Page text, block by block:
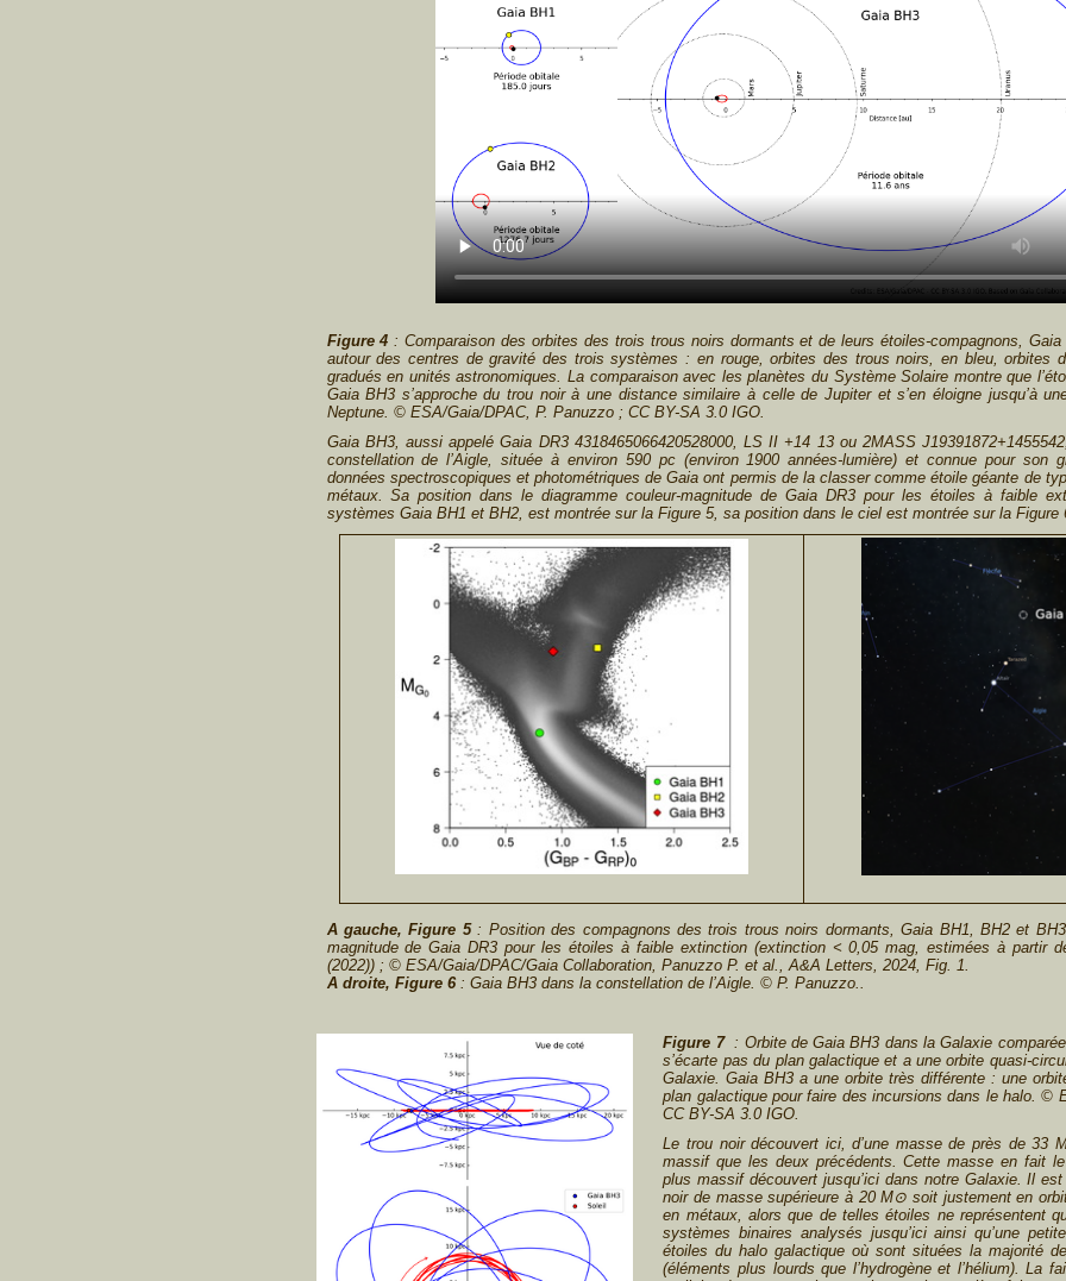
Figure 4 : Comparaison des orbites des trois trous noirs dormants et de leurs étoiles-compagnons,
autour des centres de gravité des trois systèmes : en rouge, orbites des trous noirs, en bleu, orbites
gradués en unités astronomiques. La comparaison avec les planètes du Système Solaire montre que
Gaia BH3 s’approche du trou noir à une distance similaire à celle de Jupiter et s’en éloigne jusqu’à
Neptune. © ESA/Gaia/DPAC, P. Panuzzo ; CC BY-SA 3.0 IGO.
Gaia BH3, aussi appelé Gaia DR3 4318465066420528000, LS II +14 13 ou 2MASS
constellation de l’Aigle, située à environ 590 pc (environ 1900 années-lumière) et connue pour son
données spectroscopiques et photométriques de Gaia ont permis de la classer comme étoile géante de
métaux. Sa position dans le diagramme couleur-magnitude de Gaia DR3 pour les étoiles à faible
systèmes Gaia BH1 et BH2, est montrée sur la Figure 5, sa position dans le ciel est montrée sur la Figure
A gauche, Figure 5: Position des compagnons des trois trous noirs dormants, Gaia BH1, BH2 et
magnitude de Gaia DR3 pour les étoiles à faible extinction (extinction < 0,05 mag, estimées à partir
(2022)) ; © ESA/Gaia/DPAC/Gaia Collaboration, Panuzzo P. et al., A&A Letters, 2024, Fig. 1.
A droite, Figure 6: Gaia BH3 dans la constellation de l’Aigle. © P. Panuzzo.
Figure 7 : Orbite de Gaia BH3 dans la Galaxie
s’écarte pas du plan galactique et a une orbite quasi-
Galaxie. Gaia BH3 a une orbite très différente : une
plan galactique pour faire des incursions dans le halo. ©
CC BY-SA 3.0 IGO.
Le trou noir découvert ici, d’une masse de près de 33
massif que les deux précédents. Cette masse en fait
plus massif découvert jusqu’ici dans notre Galaxie. Il
noir de masse supérieure à 20 M⊙ soit justement en
en métaux, alors que de telles étoiles ne représentent
systèmes binaires analysés jusqu’ici ainsi qu’une
étoiles du halo galactique où sont situées la majorité
(éléments plus lourds que l’hydrogène et l’hélium). La